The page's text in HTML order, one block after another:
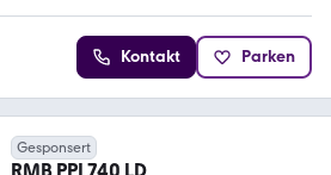
Kontakt Parken
Gesponsert